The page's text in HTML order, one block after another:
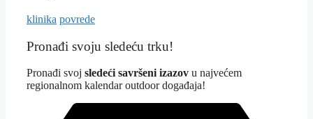
klinika povrede
Pronađi svoju sledeću trku!
Pronađi svoj sledeći savršeni izazov u najvećem
regionalnom kalendar outdoor događaja!